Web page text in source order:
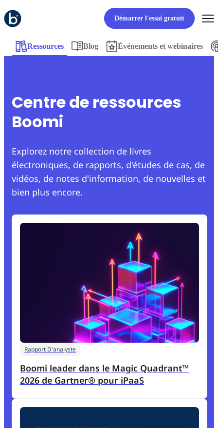
Démarrer l'essai gratuit
Ressources Blog Événements et webinaires
Centre de ressources
Boomi
Explorez notre collection de livres
électroniques, de rapports, d'études de cas, de
vidéos, de notes d'information, de nouvelles et
bien plus encore.
Rapport D'analyste
Boomi leader dans le Magic Quadrant™
2026 de Gartner® pour iPaaS